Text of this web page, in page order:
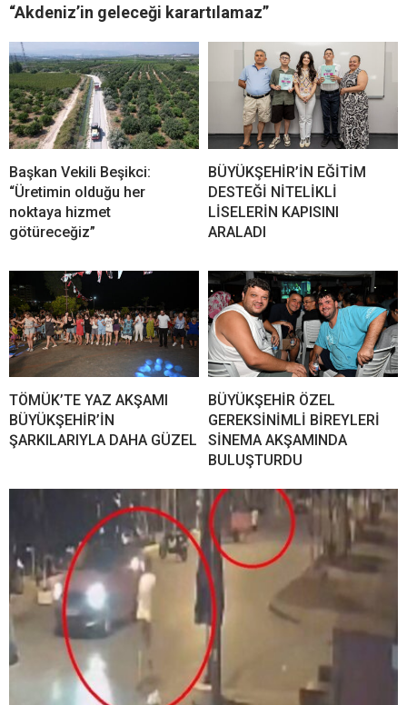
“Akdeniz’in geleceği karartılamaz”
Başkan Vekili Beşikci:
“Üretimin olduğu her
noktaya hizmet
götüreceğiz”
BÜYÜKŞEHİR’İN EĞİTİM
DESTEĞİ NİTELİKLİ
LİSELERİN KAPISINI
ARALADI
TÖMÜK’TE YAZ AKŞAMI
BÜYÜKŞEHİR’İN
ŞARKILARIYLA DAHA GÜZEL
BÜYÜKŞEHİR ÖZEL
GEREKSİNİMLİ BİREYLERİ
SİNEMA AKŞAMINDA
BULUŞTURDU